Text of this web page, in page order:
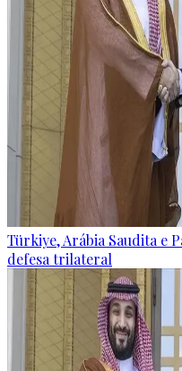
Türkiye, Arábia Saudita e
defesa trilateral